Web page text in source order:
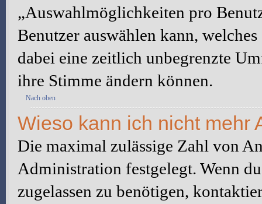
„Auswahlmöglichkeiten pro
Benutzer auswählen kann,
dabei eine zeitlich unbegrenzte
ihre Stimme ändern können.
Nach oben
Wieso kann ich nicht mehr
Die maximal zulässige Zahl von
Administration festgelegt. Wenn
zugelassen zu benötigen,